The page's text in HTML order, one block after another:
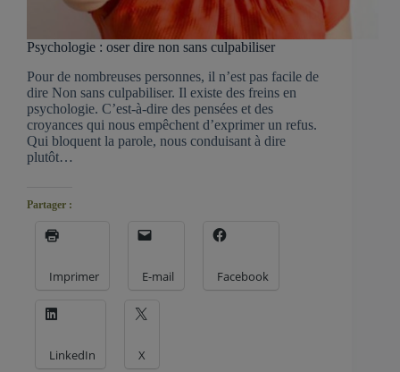
Psychologie : oser dire non sans culpabiliser
Pour de nombreuses personnes, il n’est pas facile de
dire Non sans culpabiliser. Il existe des freins en
psychologie. C’est-à-dire des pensées et des
croyances qui nous empêchent d’exprimer un refus.
Qui bloquent la parole, nous conduisant à dire
plutôt…
Partager :
Imprimer E-mail Facebook
LinkedIn X